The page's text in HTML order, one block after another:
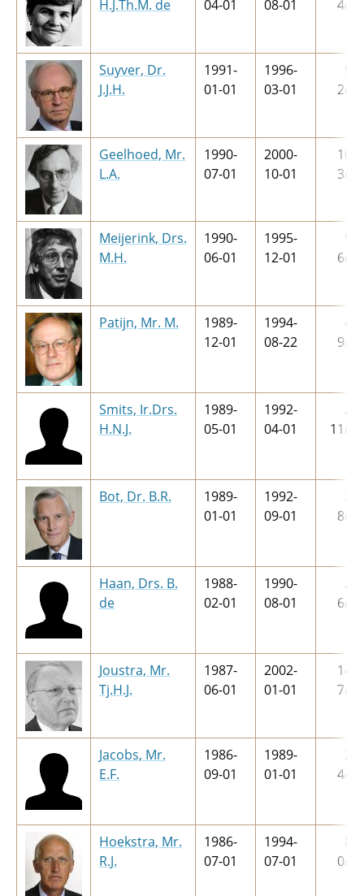
H.J.Th.M. de 04-01 08-01 4m
Suyver, Dr.
J.J.H.
1991-
01-01
1996-
03-01
2m
Geelhoed, Mr.
L.A.
1990-
07-01
2000-
10-01
10
3m
Meijerink, Drs.
M.H.
1990-
06-01
1995-
12-01
6m
Patijn, Mr. M.
1989-
12-01
1994-
08-22
4
9m
Smits, Ir.Drs.
H.N.J.
1989-
05-01
1992-
04-01
2
11 m
Bot, Dr. B.R.
1989-
01-01
1992-
09-01
3
8m
Haan, Drs. B.
de
1988-
02-01
1990-
08-01
2
6m
Joustra, Mr.
Tj.H.J.
1987-
06-01
2002-
01-01
14
7m
Jacobs, Mr.
E.F.
1986-
09-01
1989-
01-01
2
4m
Hoekstra, Mr.
R.J.
1986-
07-01
1994-
07-01
8
0m